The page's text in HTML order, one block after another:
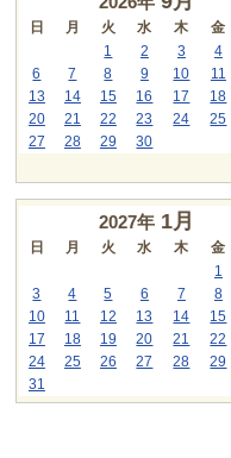
日 月 火 水 木
金
1
2 3
4
6
7 8 9 10
11
13
14 15 16 17
18
20
21 22 23 24
25
27
28 29 30
2027年 1月
日 月 火 水 木
金
1
3
4 5 6 7
8
10
11 12 13 14
15
17
18 19 20 21
22
24
25 26 27 28
29
31